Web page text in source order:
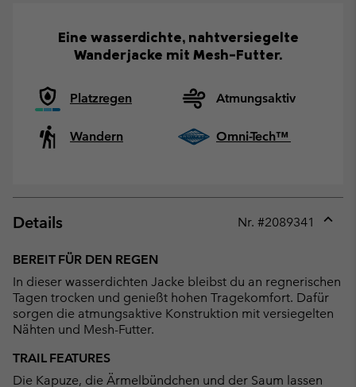
Eine wasserdichte, nahtversiegelte
Wanderjacke mit Mesh-Futter.
Platzregen Atmungsaktiv
Wandern Omni-Tech™
Details Nr. #2089341
BEREIT FÜR DEN REGEN
In dieser wasserdichten Jacke bleibst du an regnerischen
Tagen trocken und genießt hohen Tragekomfort. Dafür
sorgen die atmungsaktive Konstruktion mit versiegelten
Nähten und Mesh-Futter.
TRAIL FEATURES
Die Kapuze, die Ärmelbündchen und der Saum lassen